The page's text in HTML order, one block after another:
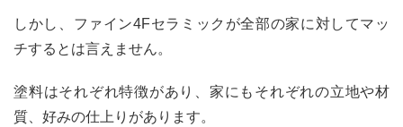
しかし、ファイン4Fセラミックが全部の家に対してマッ
チするとは言えません。
塗料はそれぞれ特徴があり、家にもそれぞれの立地や材
質、好みの仕上りがあります。